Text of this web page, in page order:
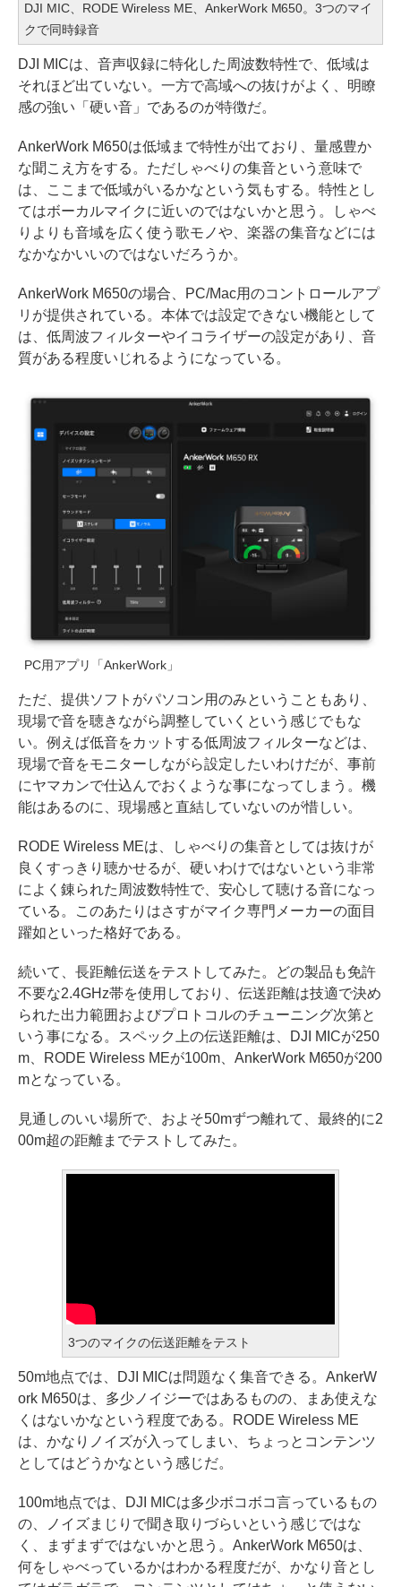
DJI MIC、RODE Wireless ME、AnkerWork M650。3つのマイ
クで同時録音
DJI MICは、音声収録に特化した周波数特性で、低域は
それほど出ていない。一方で高域への抜けがよく、明瞭
感の強い「硬い音」であるのが特徴だ。
AnkerWork M650は低域まで特性が出ており、量感豊か
な聞こえ方をする。ただしゃべりの集音という意味で
は、ここまで低域がいるかなという気もする。特性とし
てはボーカルマイクに近いのではないかと思う。しゃべ
りよりも音域を広く使う歌モノや、楽器の集音などには
なかなかいいのではないだろうか。
AnkerWork M650の場合、PC/Mac用のコントロールアプ
リが提供されている。本体では設定できない機能として
は、低周波フィルターやイコライザーの設定があり、音
質がある程度いじれるようになっている。
PC用アプリ「AnkerWork」
ただ、提供ソフトがパソコン用のみということもあり、
現場で音を聴きながら調整していくという感じでもな
い。例えば低音をカットする低周波フィルターなどは、
現場で音をモニターしながら設定したいわけだが、事前
にヤマカンで仕込んでおくような事になってしまう。機
能はあるのに、現場感と直結していないのが惜しい。
RODE Wireless MEは、しゃべりの集音としては抜けが
良くすっきり聴かせるが、硬いわけではないという非常
によく錬られた周波数特性で、安心して聴ける音になっ
ている。このあたりはさすがマイク専門メーカーの面目
躍如といった格好である。
続いて、長距離伝送をテストしてみた。どの製品も免許
不要な2.4GHz帯を使用しており、伝送距離は技適で決め
られた出力範囲およびプロトコルのチューニング次第と
いう事になる。スペック上の伝送距離は、DJI MICが250
m、RODE Wireless MEが100m、AnkerWork M650が200
mとなっている。
見通しのいい場所で、およそ50mずつ離れて、最終的に2
00m超の距離までテストしてみた。
3つのマイクの伝送距離をテスト
50m地点では、DJI MICは問題なく集音できる。AnkerW
ork M650は、多少ノイジーではあるものの、まあ使えな
くはないかなという程度である。RODE Wireless ME
は、かなりノイズが入ってしまい、ちょっとコンテンツ
としてはどうかなという感じだ。
100m地点では、DJI MICは多少ボコボコ言っているもの
の、ノイズまじりで聞き取りづらいという感じではな
く、まずまずではないかと思う。AnkerWork M650は、
何をしゃべっているかはわかる程度だが、かなり音とし